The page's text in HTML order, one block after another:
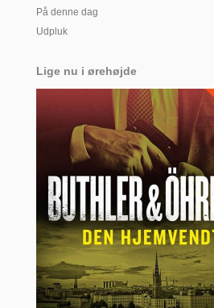
På denne dag
Udpluk
Lige nu i ørehøjde